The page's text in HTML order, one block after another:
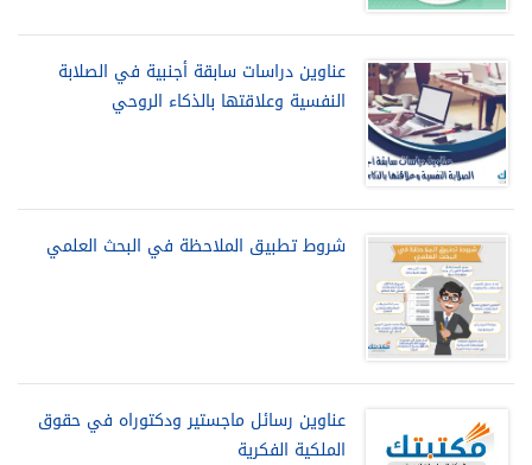
عناوين دراسات سابقة أجنبية في الصلابة
النفسية وعلاقتها بالذكاء الروحي
شروط تطبيق الملاحظة في البحث العلمي
عناوين رسائل ماجستير ودكتوراه في حقوق
الملكية الفكرية